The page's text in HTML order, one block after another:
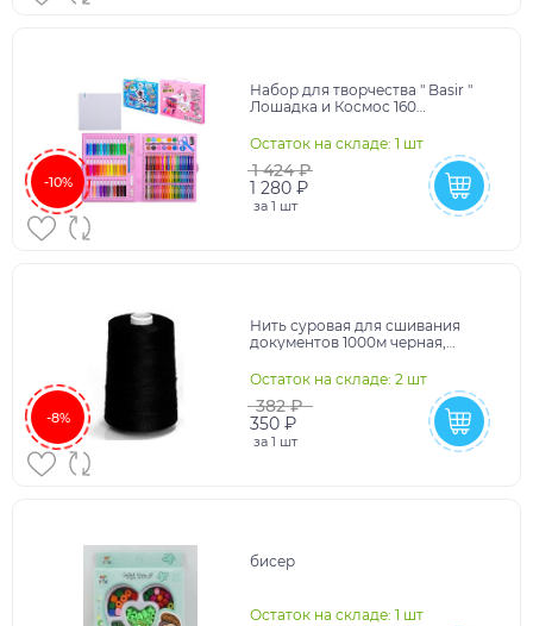
-10%
Набор для творчества " Basir "
Лошадка и Космос 160
24цв, маслянная пасте
Остаток на складе: 1 шт
1 424 ₽
1 280 ₽
за 1 шт
-8%
Нить суровая для сшивания
документов 1000м черная,
Остаток на складе: 2 шт
382 ₽
350 ₽
за 1 шт
бисер
Остаток на складе: 1 шт